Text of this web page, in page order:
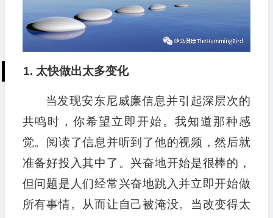
1. 太快做出太多变化
当发现安东尼威廉信息并引起深层次的
共鸣时，你希望立即开始。我知道那种感
觉。阅读了信息并听到了他的视频，然后就
准备好投入其中了。兴奋地开始是很棒的，
但问题是人们经常兴奋地跳入并立即开始做
所有事情。从而让自己被淹没。当改变得太